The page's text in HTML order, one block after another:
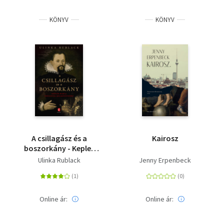
KÖNYV
A csillagász és a
boszorkány - Kepler
harca édesanyja
Ulinka Rublack
Online ár:
KÖNYV
Kairosz
Jenny Erpenbeck
Online ár: